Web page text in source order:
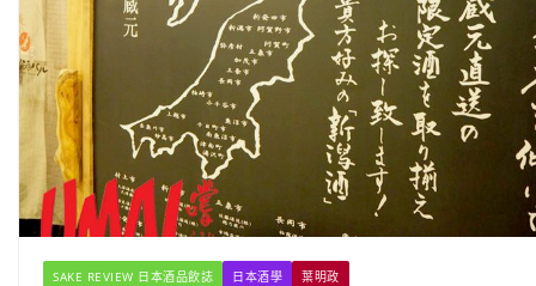
SAKE REVIEW 日本酒品飲誌 日本酒學 葉明政